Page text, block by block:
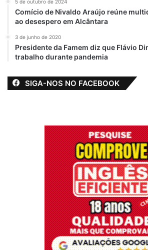
5 de outubro de 2024
Comício de Nivaldo Araújo reúne
ao desespero em Alcântara
3 de junho de 2020
Presidente da Famem diz que Flávio
trabalho durante pandemia
SIGA-NOS NO FACEBOOK